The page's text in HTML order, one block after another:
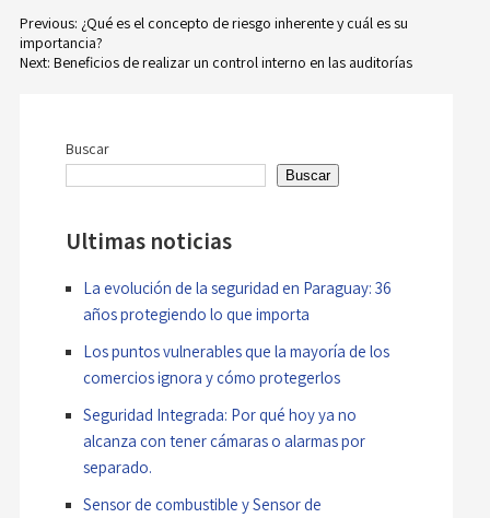
Navegación
entradas
Previous: ¿Qué es el concepto de riesgo inherente y cuál es su
importancia?
Next: Beneficios de realizar un control interno en las auditorías
Buscar
Buscar
Ultimas noticias
La evolución de la seguridad en Paraguay: 36
años protegiendo lo que importa
Los puntos vulnerables que la mayoría de los
comercios ignora y cómo protegerlos
Seguridad Integrada: Por qué hoy ya no
alcanza con tener cámaras o alarmas por
separado.
Sensor de combustible y Sensor de